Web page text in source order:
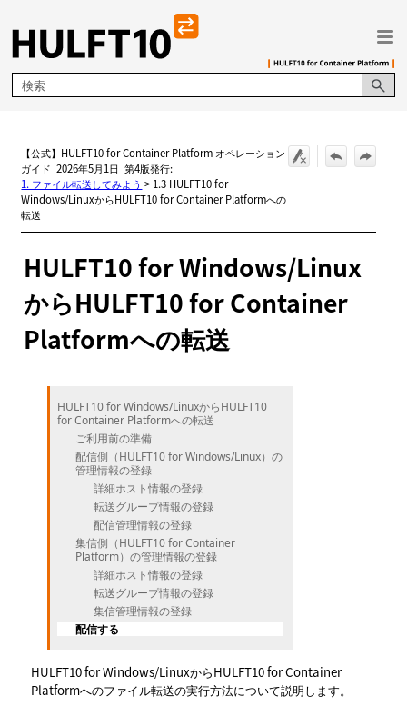
メイン コンテンツにスキップ
【公式】HULFT10 for Container Platform オペレーション
ガイド_2026年5月1日_第4版発行:
1. ファイル転送してみよう > 1.3 HULFT10 for
Windows/LinuxからHULFT10 for Container Platformへの
転送
HULFT10 for Windows/Linux
からHULFT10 for Container
Platformへの転送
HULFT10 for Windows/LinuxからHULFT10
for Container Platformへの転送
ご利用前の準備
配信側（HULFT10 for Windows/Linux）の
管理情報の登録
詳細ホスト情報の登録
転送グループ情報の登録
配信管理情報の登録
集信側（HULFT10 for Container
Platform）の管理情報の登録
詳細ホスト情報の登録
転送グループ情報の登録
集信管理情報の登録
配信する
HULFT10 for Windows/LinuxからHULFT10 for Container
Platformへのファイル転送の実行方法について説明します。